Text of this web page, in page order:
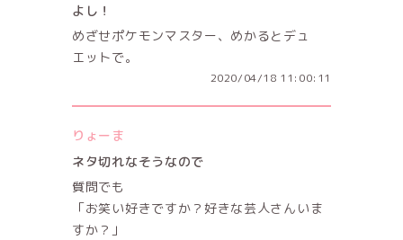
よし！
めざせポケモンマスター、めかるとデュ
エットで。
2020/04/18 11:00:11
りょーま
ネタ切れなそうなので
質問でも
「お笑い好きですか？好きな芸人さんいま
すか？」